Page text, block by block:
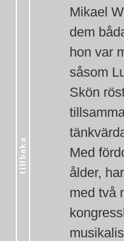
Mikael
dem
hon var
såsom
Skön
Med
ålder,
med två